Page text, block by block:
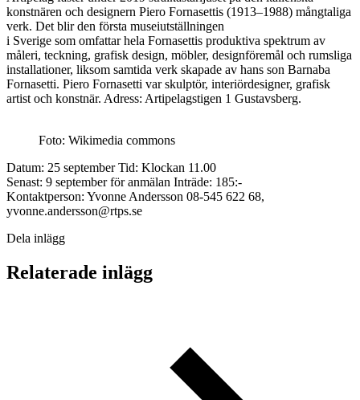
konstnären och designern Piero Fornasettis (1913–1988) mångtaliga
verk. Det blir den första museiutställningen
i Sverige som omfattar hela Fornasettis produktiva spektrum av
måleri, teckning, grafisk design, möbler, designföremål och rumsliga
installationer, liksom samtida verk skapade av hans son Barnaba
Fornasetti. Piero Fornasetti var skulptör, interiördesigner, grafisk
artist och konstnär. Adress: Artipelagstigen 1 Gustavsberg.
Foto: Wikimedia commons
Datum: 25 september Tid: Klockan 11.00
Senast: 9 september för anmälan Inträde: 185:-
Kontaktperson: Yvonne Andersson 08-545 622 68,
yvonne.andersson@rtps.se
Dela inlägg
Relaterade inlägg